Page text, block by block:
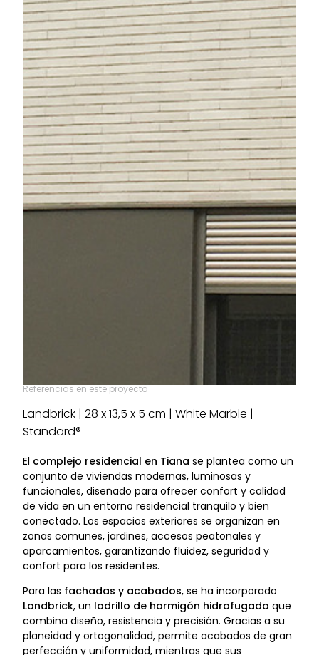
Referencias en este proyecto
Landbrick | 28 x 13,5 x 5 cm | White Marble |
Standard®
El complejo residencial en Tiana se plantea como un
conjunto de viviendas modernas, luminosas y
funcionales, diseñado para ofrecer confort y calidad
de vida en un entorno residencial tranquilo y bien
conectado. Los espacios exteriores se organizan en
zonas comunes, jardines, accesos peatonales y
aparcamientos, garantizando fluidez, seguridad y
confort para los residentes.
Para las fachadas y acabados, se ha incorporado
Landbrick, un ladrillo de hormigón hidrofugado que
combina diseño, resistencia y precisión. Gracias a su
planeidad y ortogonalidad, permite acabados de gran
perfección y uniformidad, mientras que sus